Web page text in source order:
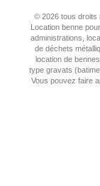
© 2026 tous droits
Location benne
administrations,
de déchets
location de
type gravats
Vous pouvez faire